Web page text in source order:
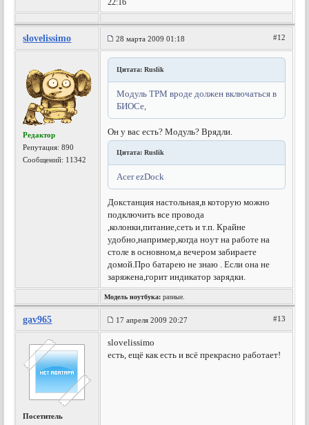
22:16
slovelissimo 28 марта 2009 01:18 #12
Редактор
Репутация:890
Сообщений: 11342
Цитата: Ruslik
Модуль TPM вроде должен включаться в
БИОСе,
Он у вас есть? Модуль? Врядли.
Цитата: Ruslik
Acer ezDock
Докстанция настольная,в которую можно
подключить все провода
,колонки,питание,сеть и т.п. Крайне
удобно,например,когда ноут на работе на
столе в основном,а вечером забираете
домой.Про батарею не знаю . Если она не
заряжена,горит индикатор зарядки.
Модель ноутбука: разные.
gav965 17 апреля 2009 20:27 #13
Посетитель
slovelissimo
есть, ещё как есть и всё прекрасно работает!